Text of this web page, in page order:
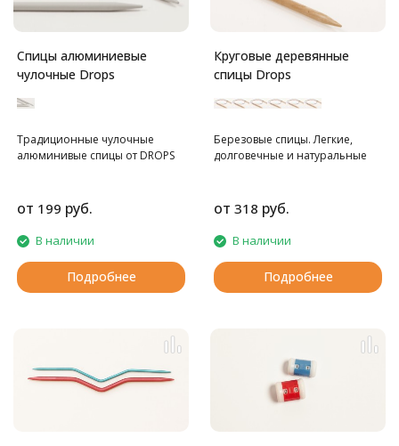
Спицы алюминиевые
чулочные Drops
Традиционные чулочные
алюминивые спицы от DROPS
от 199 руб.
В наличии
Подробнее
Круговые деревянные
спицы Drops
Березовые спицы. Легкие,
долговечные и натуральные
от 318 руб.
В наличии
Подробнее